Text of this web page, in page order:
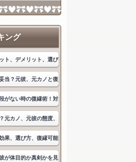
ング
ト、デメリット、選び
当？元彼、元カノと復
がない時の復縁術！対
元カノ、元彼の態度、
果、選び方、復縁可能
が体目的か真剣かを見